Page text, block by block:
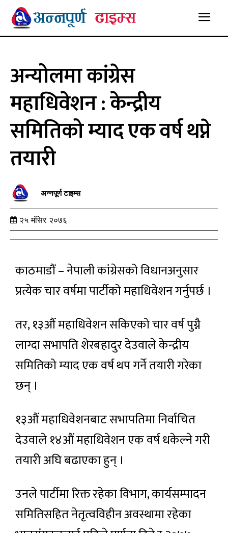
अन्योलमा कांग्रेस
महाधिवेशन : केन्द्रीय
समितिको म्याद एक वर्ष थप्ने
तयारी
अन्नपूर्ण टाइम्स
२५ मंसिर २०७६
काठमाडौं – नेपाली कांग्रेसको विधानअनुसार
प्रत्येक चार वर्षमा पार्टीको महाधिवेशन गर्नुपर्छ ।
तर, १३औं महाधिवेशन सकिएको चार वर्ष पुग्नै
लाग्दा सभापति शेरबहादुर देउवाले केन्द्रीय
समितिको म्याद एक वर्ष थप गर्ने तयारी गरेका
छन् ।
१३औं महाधिवेशनबाट सभापतिमा निर्वाचित
देउवाले १४औं महाधिवेशन एक वर्ष धकेल्ने गरी
तयारी अघि बढाएका हुन् ।
उनले पार्टीमा रिक्त रहेका विभाग, कार्यसम्पादन
समितिसहित नेतृत्वविहीन अवस्थामा रहेका